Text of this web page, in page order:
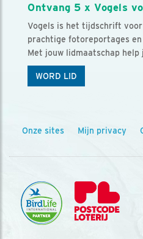
Ontvang 5 x Vogels
Vogels is het tijdschrift
prachtige fotoreportages
Met jouw lidmaatschap help
WORD LID
Onze sites Mijn privacy